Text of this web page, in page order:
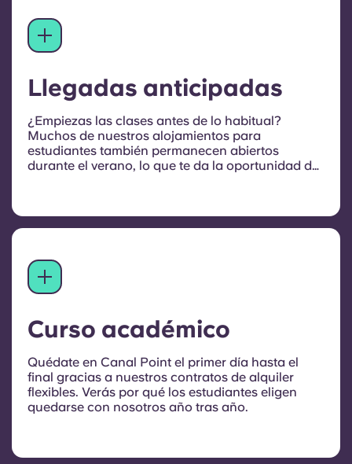
Llegadas anticipadas
¿Empiezas las clases antes de lo habitual?
Muchos de nuestros alojamientos para
estudiantes también permanecen abiertos
durante el verano, lo que te da la oportunidad de
tu estancia.
Curso académico
Quédate en Canal Point el primer día hasta el
final gracias a nuestros contratos de alquiler
flexibles. Verás por qué los estudiantes eligen
quedarse con nosotros año tras año.